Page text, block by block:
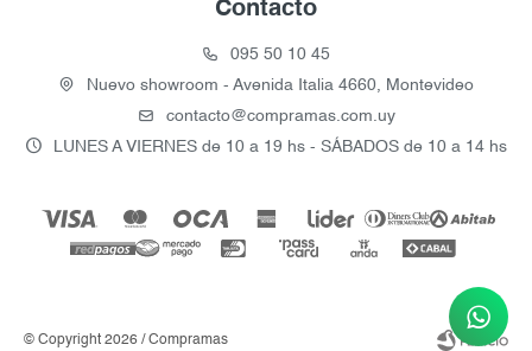
Contacto
095 50 10 45
Nuevo showroom - Avenida Italia 4660, Montevideo
contacto@compramas.com.uy
LUNES A VIERNES de 10 a 19 hs - SÁBADOS de 10 a 14 hs
© Copyright 2026 / Compramas